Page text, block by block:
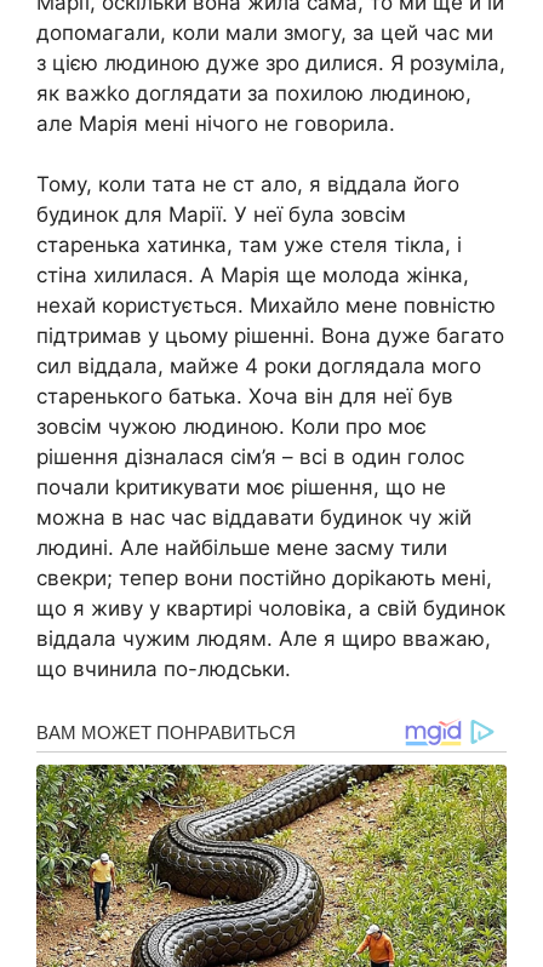
допомагали, коли мали змогу, за цей час ми
з цією людиною дуже зро дилися. Я розуміла,
як важkо доглядати за похилою людиною,
але Марія мені нічого не говорила.
Тому, коли тата не ст ало, я віддала його
будинок для Марії. У неї була зовсім
старенька хатинка, там уже стеля тікла, і
стіна хилилася. А Марія ще молода жінка,
нехай користується. Михайло мене повністю
підтримав у цьому рішенні. Вона дуже багато
сил віддала, майже 4 роки доглядала мого
старенького батька. Хоча він для неї був
зовсім чужою людиною. Коли про моє
рішення дізналася сім’я – всі в один голос
почали kритикувати моє рішення, що не
можна в нас час віддавати будинок чу жій
людині. Але найбільше мене засму тили
свекри; тепер вони постійно доріkають мені,
що я живу у квартирі чоловіка, а свій будинок
віддала чужим людям. Але я щиро вважаю,
що вчинила по-людськи.